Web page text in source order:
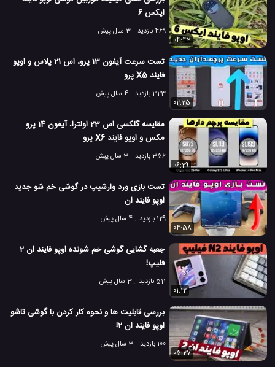
ایکس 6
469 بازدید
3 سال پیش
04:42
تست سرعت آیفون 13 پرو، اس 21 پلاس و اوپو
فایند X5 پرو
323 بازدید
4 سال پیش
02:25
مقایسه گلکسی اس 23 اولترا، آیفون 14 پرو
مکس و اوپو فایند X6 پرو
356 بازدید
3 سال پیش
06:29
تست بازی ورد وارشیپ در گوشی خم شو جدید
اوپو فایند ان
129 بازدید
4 سال پیش
04:58
جعبه گشایی گوشی خم شونده اوپو فایند ان 2
فلیپ!
511 بازدید
3 سال پیش
01:12
بررسی قابلیت ها و نحوه کار کردن با گوشی تاشو
اوپو فایند ان 2!
100 بازدید
3 سال پیش
05:27